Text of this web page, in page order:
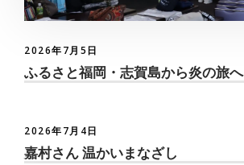
2026年7月5日
ふるさと福岡・志賀島から炎の旅へ
2026年7月4日
嘉村さん 温かいまなざし